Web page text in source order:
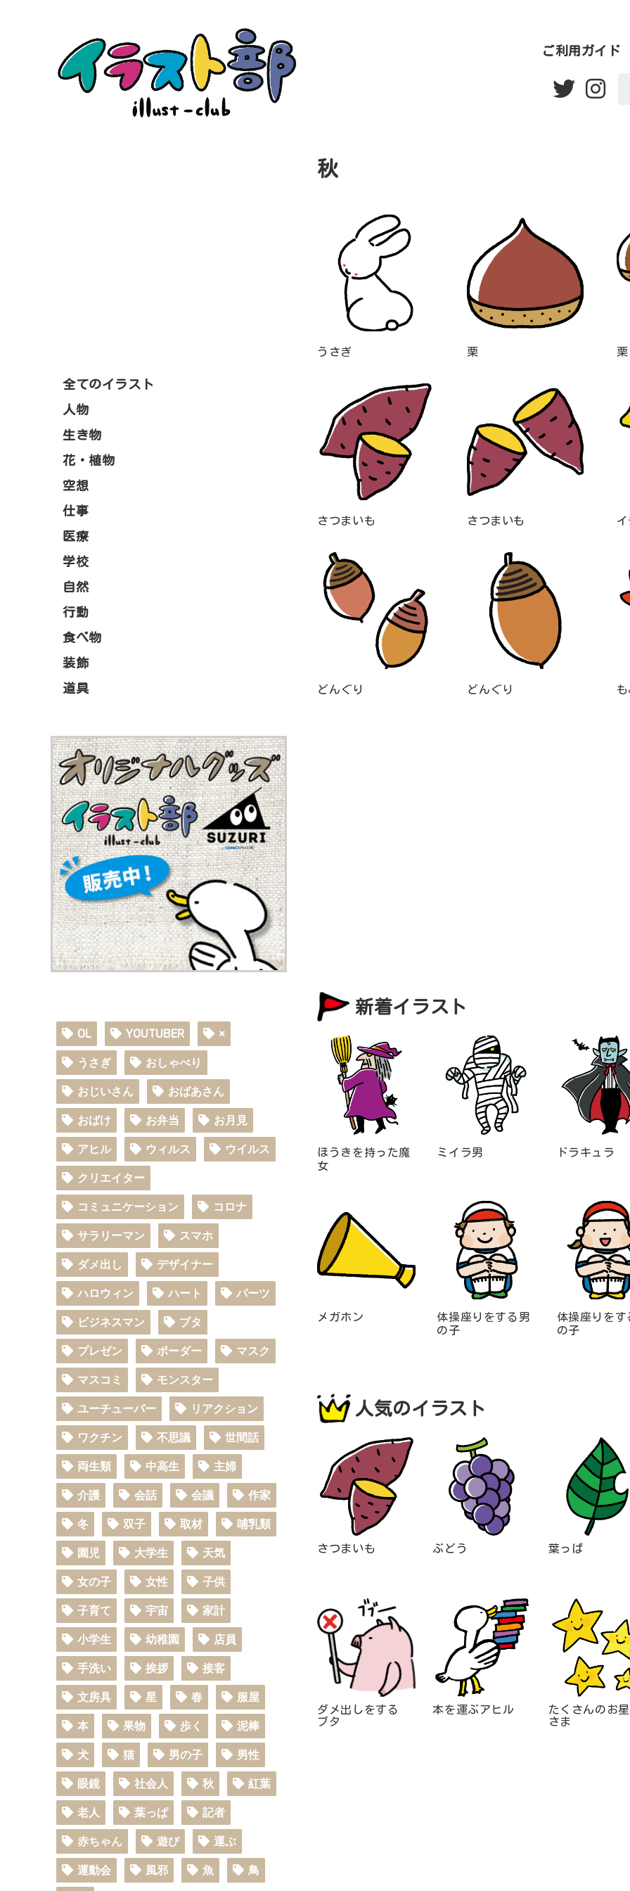
ご利用ガイド
全てのイラスト
人物
生き物
花・植物
空想
仕事
医療
学校
自然
行動
食べ物
装飾
道具
OL YOUTUBER ×
うさぎ おしゃべり
おじいさん おばあさん
おばけ お弁当 お月見
アヒル ウィルス ウイルス
クリエイター
コミュニケーション コロナ
サラリーマン スマホ
ダメ出し デザイナー
ハロウィン ハート パーツ
ビジネスマン ブタ
プレゼン ボーダー マスク
マスコミ モンスター
ユーチューバー リアクション
ワクチン 不思議 世間話
両生類 中高生 主婦
介護 会話 会議 作家
冬 双子 取材 哺乳類
園児 大学生 天気
女の子 女性 子供
子育て 宇宙 家計
小学生 幼稚園 店員
手洗い 挨拶 接客
文房具 星 春 服屋
本 果物 歩く 泥棒
犬 猫 男の子 男性
眼鏡 社会人 秋 紅葉
老人 葉っぱ 記者
赤ちゃん 遊び 運ぶ
運動会 風邪 魚 鳥
秋
うさぎ 栗 栗
さつまいも さつまいも
どんぐり どんぐり
新着イラスト
ほうきを持った魔
女
ミイラ男 ドラキュラ
メガホン
体操座りをする男
の子
体操座りをす
の子
人気のイラスト
さつまいも ぶどう 葉っぱ
ダメ出しをする
ブタ
本を運ぶアヒル
たくさんのお星
さま